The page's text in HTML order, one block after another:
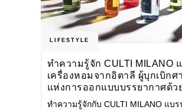
LIFESTYLE
ทำความรู้จัก CULTI MILANO
เครื่องหอมจากอิตาลี ผู้บุกเบิกศ
แห่งการออกแบบบรรยากาศด้ว
หอม ผสานสไตล์อันโดดเด่นอย่า
ทำความรู้จักกับ CULTI MILANO แบร